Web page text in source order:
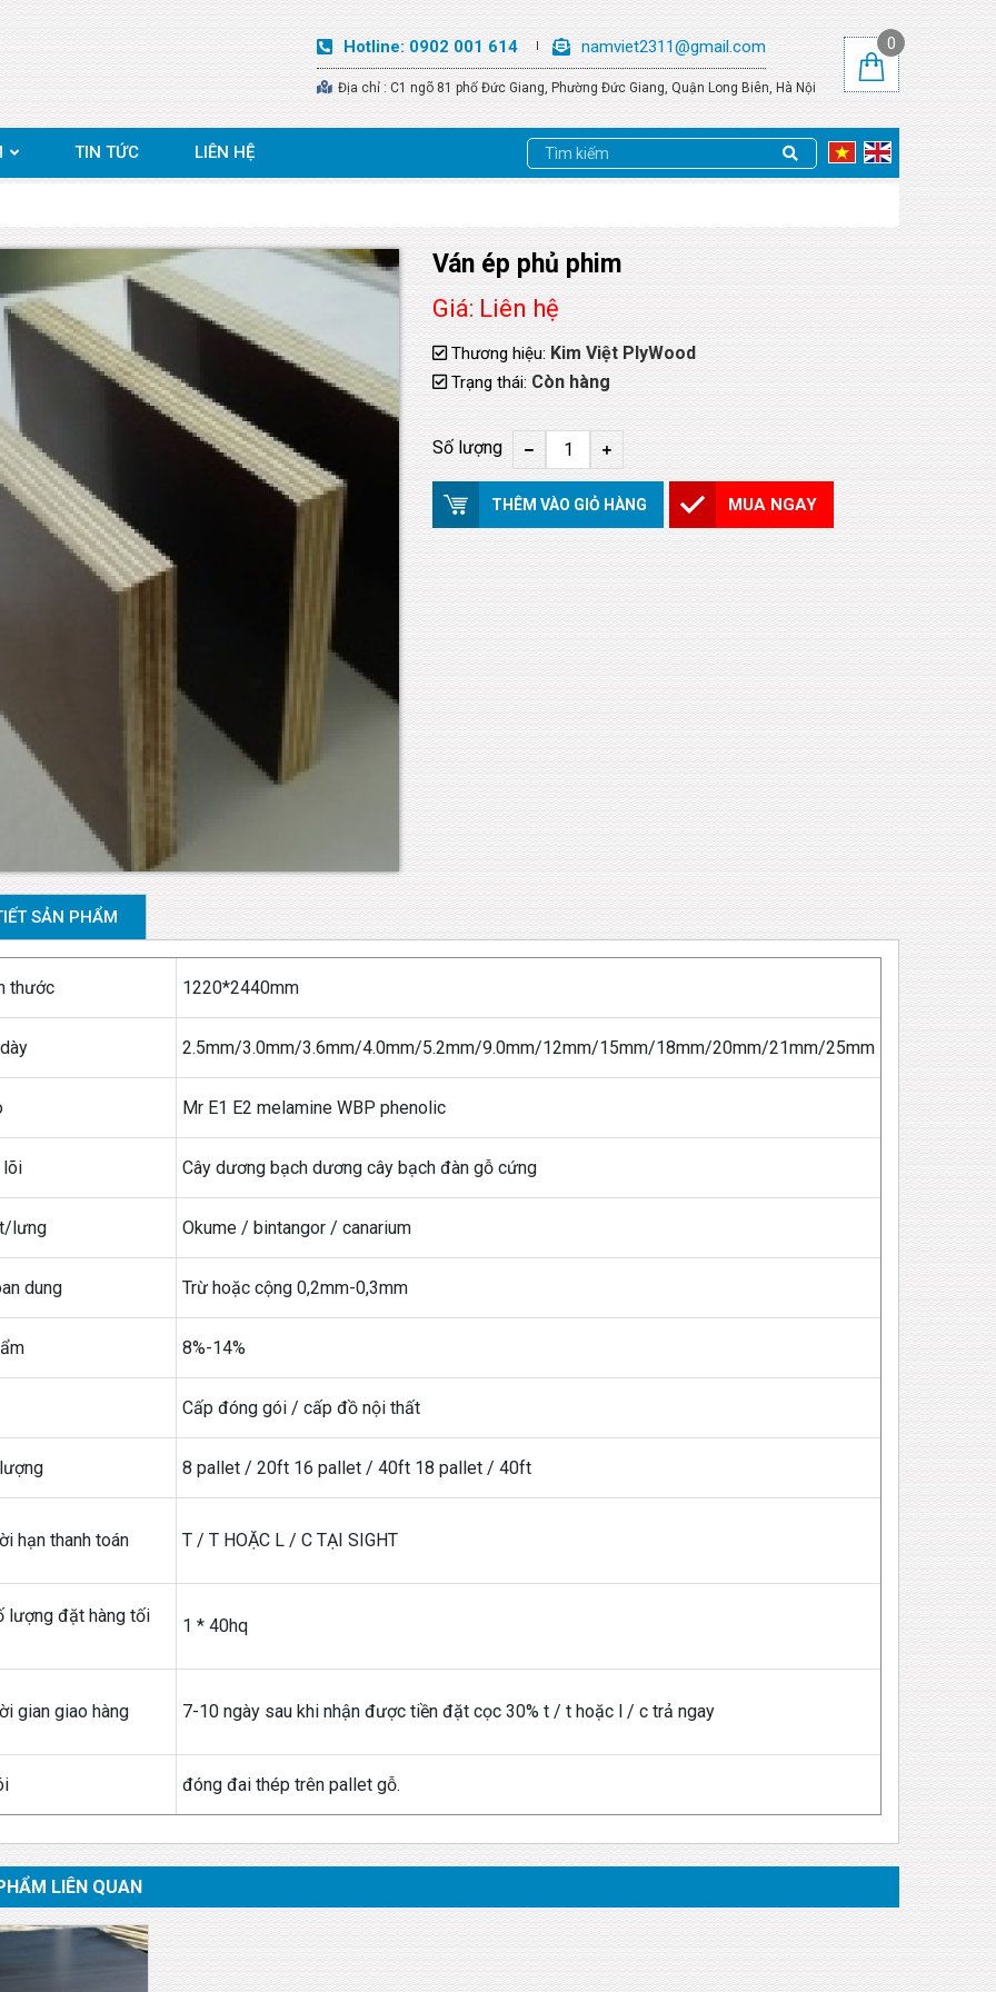
Hotline: 0902 001 614 namviet2311@gmail.com
Địa chỉ : C1 ngõ 81 phố Đức Giang, Phường Đức Giang, Quận Long Biên, Hà Nội
0
TIN TỨC LIÊN HỆ
Ván ép phủ phim
Giá: Liên hệ
Thương hiệu: Kim Việt PlyWood
Trạng thái: Còn hàng
Số lượng
THÊM VÀO GIỎ HÀNG MUA NGAY
SẢN PHẨM
thước 1220*2440mm
2.5mm/3.0mm/3.6mm/4.0mm/5.2mm/9.0mm/12mm/15mm/18mm/20mm/21mm/25mm
Mr E1 E2 melamine WBP phenolic
lõi Cây dương bạch dương cây bạch đàn gỗ cứng
lưng Okume / bintangor / canarium
dung Trừ hoặc cộng 0,2mm-0,3mm
8%-14%
Cấp đóng gói / cấp đồ nội thất
8 pallet / 20ft 16 pallet / 40ft 18 pallet / 40ft
hạn thanh toán T / T HOẶC L / C TẠI SIGHT
lượng đặt hàng tối
1 * 40hq
gian giao hàng 7-10 ngày sau khi nhận được tiền đặt cọc 30% t / t hoặc l / c trả ngay
đóng đai thép trên pallet gỗ.
LIÊN QUAN